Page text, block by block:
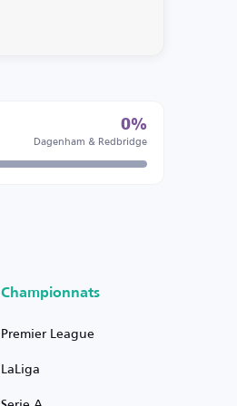
0%
Dagenham & Redbridge
Championnats
Premier League
LaLiga